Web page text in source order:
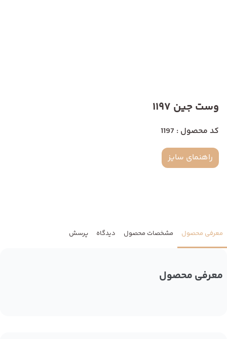
وست جین 1197
کد محصول : 1197
راهنمای سایز
معرفی محصول مشخصات محصول دیدگاه پرسش
معرفی محصول